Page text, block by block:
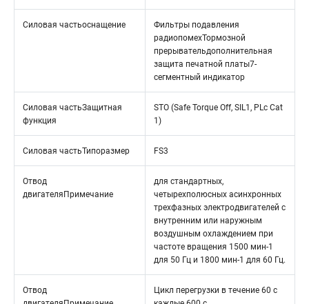
Силовая частьоснащение
Фильтры подавления
радиопомехТормозной
прерывательдополнительная
защита печатной платы7-
сегментный индикатор
Силовая частьЗащитная
функция
STO (Safe Torque Off, SIL1, PLc Cat
1)
Силовая частьТипоразмер FS3
Отвод
двигателяПримечание
для стандартных,
четырехполюсных асинхронных
трехфазных электродвигателей с
внутренним или наружным
воздушным охлаждением при
частоте вращения 1500 мин-1
для 50 Гц и 1800 мин-1 для 60 Гц.
Отвод
Цикл перегрузки в течение 60 с